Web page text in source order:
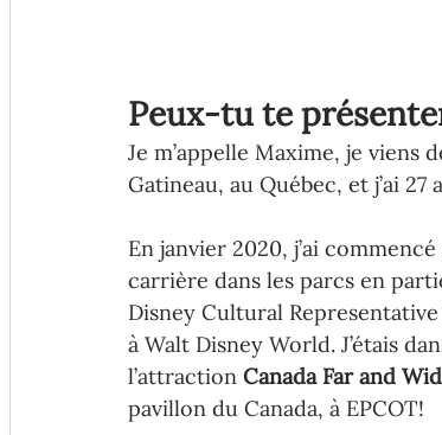
Peux-tu te
Je m’appelle Maxime, je viens
Gatineau, au Québec, et j’ai 27
En janvier 2020, j’ai commencé
carrière dans les parcs en
Disney Cultural
à Walt Disney World. J’étais
l’attraction Canada Far and
pavillon du Canada, à EPCOT!